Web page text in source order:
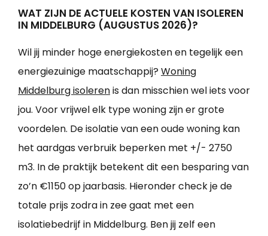
WAT ZIJN DE ACTUELE KOSTEN VAN ISOLEREN
IN MIDDELBURG (AUGUSTUS 2026)?
Wil jij minder hoge energiekosten en tegelijk een
energiezuinige maatschappij? Woning
Middelburg isolerenis dan misschien wel iets voor
jou. Voor vrijwel elk type woning zijn er grote
voordelen. De isolatie van een oude woning kan
het aardgas verbruik beperken met +/- 2750
m3. In de praktijk betekent dit een besparing van
zo’n €1150 op jaarbasis. Hieronder check je de
totale prijs zodra in zee gaat met een
isolatiebedrijf in Middelburg. Ben jij zelf een